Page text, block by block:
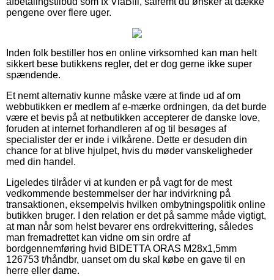
pengene over flere uger.
Inden folk bestiller hos en online virksomhed kan man helt
sikkert bese butikkens regler, det er dog gerne ikke super
spændende.
Et nemt alternativ kunne måske være at finde ud af om
webbutikken er medlem af e-mærke ordningen, da det burde
være et bevis på at netbutikken accepterer de danske love,
foruden at internet forhandleren af og til besøges af
specialister der er inde i vilkårene. Dette er desuden din
chance for at blive hjulpet, hvis du møder vanskeligheder
med din handel.
Ligeledes tilråder vi at kunden er på vagt for de mest
vedkommende bestemmelser der har indvirkning på
transaktionen, eksempelvis hvilken ombytningspolitik online
butikken bruger. I den relation er det på samme måde vigtigt,
at man når som helst bevarer ens ordrekvittering, således
man fremadrettet kan vidne om sin ordre af
bordgennemføring hvid BIDETTA ORAS M28x1,5mm
126753 t/håndbr, uanset om du skal købe en gave til en
herre eller dame.